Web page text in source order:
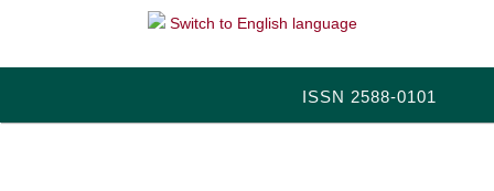
Switch to English language
ISSN 2588-0101